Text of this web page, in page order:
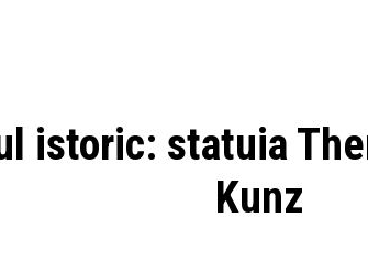
istoric: statuia
Kunz